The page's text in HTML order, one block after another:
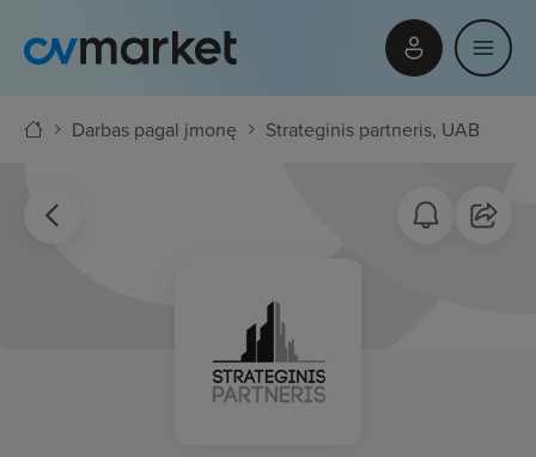
Darbas pagal įmonę Strateginis partneris, UAB